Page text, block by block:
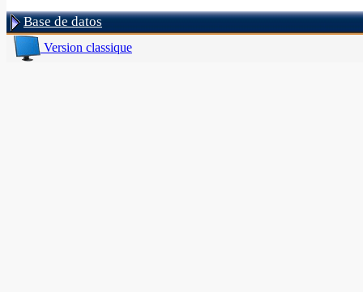
Base de datos
Version classique